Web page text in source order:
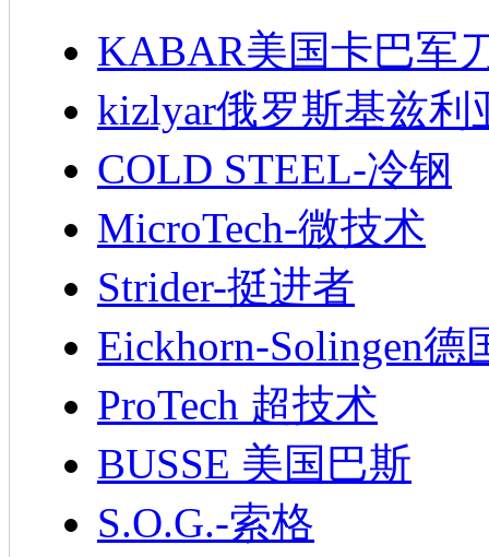
KABAR美国卡巴军
kizlyar俄罗斯基兹利
COLD STEEL-冷钢
MicroTech-微技术
Strider-挺进者
Eickhorn-Solingen德
ProTech 超技术
BUSSE 美国巴斯
S.O.G.-索格